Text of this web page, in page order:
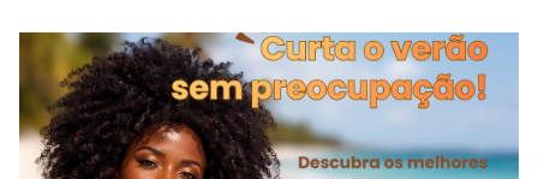
excelente custo-benefício. O artigo explica o passo a passo
de aplicação, diferenças entre 4x4 e 13x4 e traz dicas
exclusivas da LILi Hair para aumentar a durabilidade da peça.
Também apresenta a Peruca Tainá 80cm Lace Front 4x4
como exemplo de modelo longo e ondulado com efeito
realista, ideal para quem deseja presença, elegância e